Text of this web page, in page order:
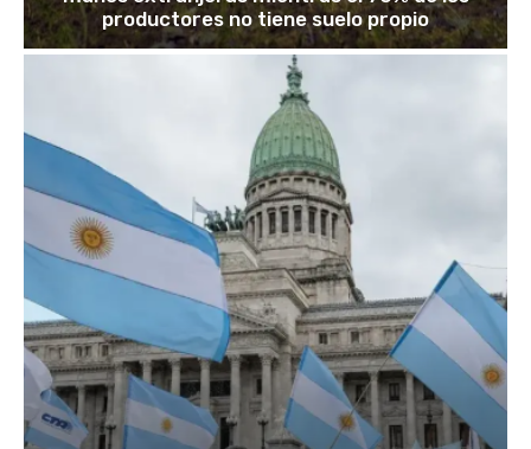
productores no tiene suelo propio